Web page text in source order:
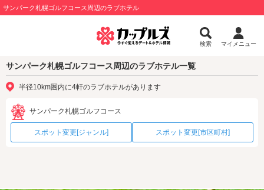
サンパーク札幌ゴルフコース周辺のラブホテル
検索 マイメニュー
サンパーク札幌ゴルフコース周辺のラブホテル一覧
半径10km圏内に4軒のラブホテルがあります
サンパーク札幌ゴルフコース
スポット変更[ジャンル] スポット変更[市区町村]